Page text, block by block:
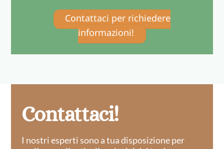
Contattaci per richiedere
informazioni!
Contattaci!
I nostri esperti sono a tua disposizione per